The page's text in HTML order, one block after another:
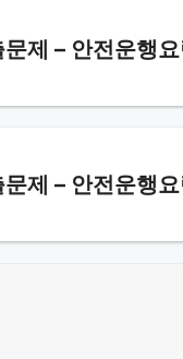
문제 – 안전운
문제 – 안전운